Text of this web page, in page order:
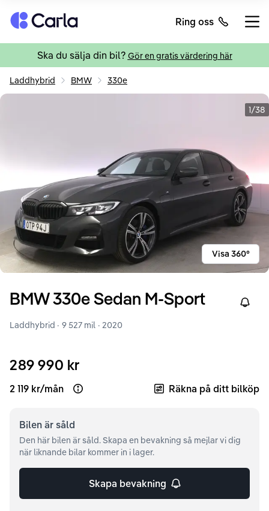
Tillbaka till startsidan Ring oss
Ska du sälja din bil? Gör en gratis värdering här
Laddhybrid BMW 330e
1/38
Visa 360°
BMW330eSedan M-Sport Right
Laddhybrid · 9 527 mil · 2020
289 990 kr
2 119 kr/mån Open loan example Räkna på ditt bilköp
Bilen är såld
Den här bilen är såld. Skapa en bevakning så mejlar vi dig
när liknande bilar kommer in i lager.
Skapa bevakning